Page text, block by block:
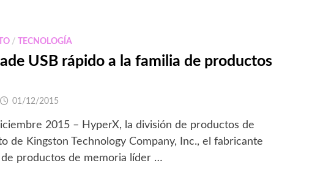
/ TECNOLOGÍA
USB rápido a la familia de productos
01/12/2015
2015 – HyperX, la división de productos de
de Kingston Technology Company, Inc., el fabricante
productos de memoria líder …